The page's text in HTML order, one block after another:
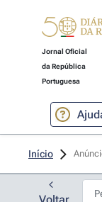
Jornal Oficial
da República
Portuguesa
Início